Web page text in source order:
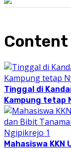
Tinggal di
Kampung tetap
Mahasiswa KKN